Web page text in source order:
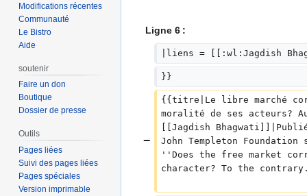
u
é
Ligne 6 :
|liens = [[:wl:Jagdish
}}
{{titre|Le libre marché
moralité de ses acteurs?
[[Jagdish
John Templeton
''Does the free market
character? To the
Modifications récentes
Communauté
Le Bistro
Aide
soutenir
Faire un don
Boutique
Dossier de presse
Outils
Pages liées
Suivi des pages liées
Pages spéciales
Version imprimable